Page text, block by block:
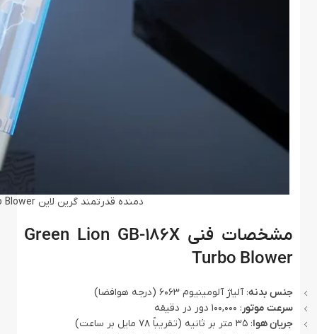
دمنده قدرتمند گرین لاین Green Lion GB-186X Turbo Blower
مشخصات فنی Green Lion GB-186X
Turbo Blower
جنس بدنه: آلیاژ آلومینیوم 6063 (درجه هوافضا)
سرعت موتور: 100,000 دور در دقیقه
جریان هوا: 35 متر بر ثانیه (تقریباً 78 مایل بر ساعت)